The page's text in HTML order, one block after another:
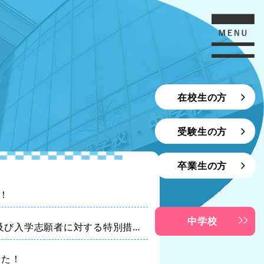
在校生の方
受験生の方
卒業生の方
中学校
入学志願者に対する特別措置
！